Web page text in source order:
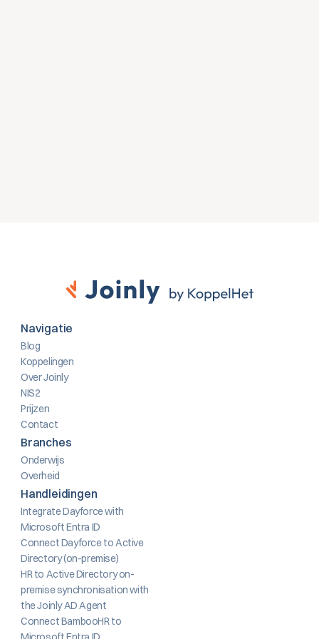
Navigatie
Blog
Koppelingen
Over Joinly
NIS2
Prijzen
Contact
Branches
Onderwijs
Overheid
Handleidingen
Integrate Dayforce with
Microsoft Entra ID
Connect Dayforce to Active
Directory (on-premise)
HR to Active Directory on-
premise synchronisation with
the Joinly AD Agent
Connect BambooHR to